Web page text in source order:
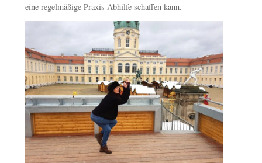
eine regelmäßige Praxis Abhilfe schaffen kann.